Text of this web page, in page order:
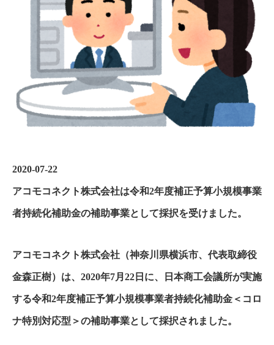
2020-07-22
アコモコネクト株式会社は令和2年度補正予算小規模事業
者持続化補助金の補助事業として採択を受けました。
アコモコネクト株式会社（神奈川県横浜市、代表取締役
金森正樹）は、2020年7月22日に、日本商工会議所が実施
する令和2年度補正予算小規模事業者持続化補助金＜コロ
ナ特別対応型＞の補助事業として採択されました。